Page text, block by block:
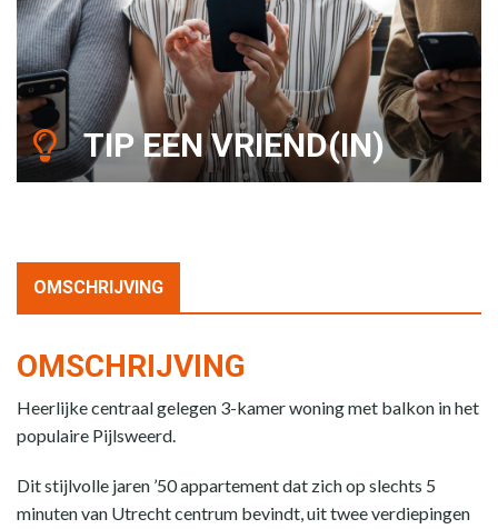
TIP EEN VRIEND(IN)
OMSCHRIJVING
OMSCHRIJVING
Heerlijke centraal gelegen 3-kamer woning met balkon in het
populaire Pijlsweerd.
Dit stijlvolle jaren ’50 appartement dat zich op slechts 5
minuten van Utrecht centrum bevindt, uit twee verdiepingen